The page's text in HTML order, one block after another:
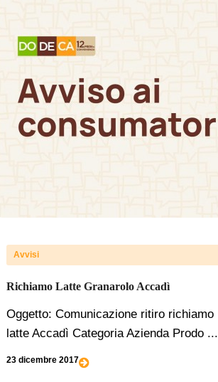
Avvisi
Richiamo Latte Granarolo Accadì
Oggetto: Comunicazione ritiro richiamo
latte Accadì Categoria Azienda Prodo ...
23 dicembre 2017